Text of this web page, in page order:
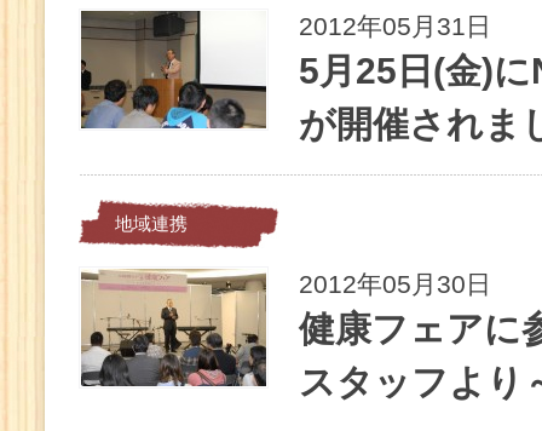
2012年05月31日
5月25日(金)
が開催されま
地域連携
2012年05月30日
健康フェアに
スタッフより